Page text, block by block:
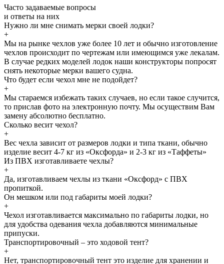
Часто задаваемые вопросы
и ответы на них
Нужно ли мне снимать мерки своей лодки?
+
Мы на рынке чехлов уже более 10 лет и обычно изготовление
чехлов происходит по чертежам или имеющимся уже лекалам.
В случае редких моделей лодок наши конструкторы попросят
снять некоторые мерки вашего судна.
Что будет если чехол мне не подойдет?
+
Мы стараемся избежать таких случаев, но если такое случится,
то прислав фото на электронную почту. Мы осуществим Вам
замену абсолютно бесплатно.
Сколько весит чехол?
+
Вес чехла зависит от размеров лодки и типа ткани, обычно
изделие весит 4-7 кг из «Оксфорда» и 2-3 кг из «Таффеты»
Из ПВХ изготавливаете чехлы?
+
Да, изготавливаем чехлы из ткани «Оксфорд» с ПВХ
пропиткой.
Он мешком или под габариты моей лодки?
+
Чехол изготавливается максимально по габариты лодки, но
для удобства одевания чехла добавляются минимальные
припуски.
Транспортировочный – это ходовой тент?
+
Нет, транспортировочный тент это изделие для хранении и